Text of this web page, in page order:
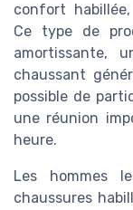
confort
Ce type de
amortissante,
chaussant
possible de
une réunion
heure.
Les hommes
chaussures